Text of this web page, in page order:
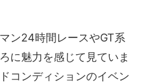
ン24時間レースやGT系
に魅力を感じて見ていま
コンディションのイベン